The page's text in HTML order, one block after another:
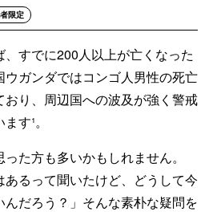
限定
すでに200人以上が亡くなった
ウガンダではコンゴ人男性の死亡
り、周辺国への波及が強く警戒
す¹。
った方も多いかもしれません。
あるって聞いたけど、どうして今
んだろう？」そんな素朴な疑問を